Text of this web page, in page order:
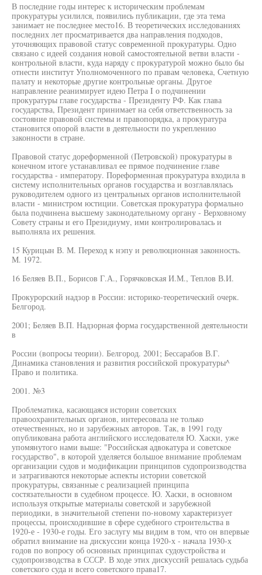
В последние годы интерес к историческим проблемам
прокуратуры усилился, появились публикации, где эта тема
занимает не последнее место16. В теоретических исследованиях
последних лет просматривается два направления подходов,
уточняющих правовой статус современной прокуратуры. Одно
связано с идеей создания новой самостоятельной ветви власти -
контрольной власти, куда наряду с прокуратурой можно было бы
отнести институт Уполномоченного по правам человека, Счетную
палату и некоторые другие контрольные органы. Другое
направление реанимирует идею Петра I о подчинении
прокуратуры главе государства - Президенту РФ. Как глава
государства, Президент принимает на себя ответственность за
состояние правовой системы и правопорядка, а прокуратура
становится опорой власти в деятельности по укреплению
законности в стране.
Правовой статус дореформенной (Петровской) прокуратуры в
конечном итоге устанавливал ее прямое подчинение главе
государства - императору. Пореформенная прокуратура входила в
систему исполнительных органов государства и возглавлялась
руководителем одного из центральных органов исполнительной
власти - министром юстиции. Советская прокуратура формально
была подчинена высшему законодательному органу - Верховному
Совету страны и его Президиуму, ими контролировалась и
выполняла их решения.
15 Курицын В. М. Переход к нэпу и революционная законность.
М. 1972.
16 Беляев В.П., Борисов Г.А., Горячковская И.М., Теплов В.И.
Прокурорский надзор в России: историко-теоретический очерк.
Белгород.
2001; Беляев В.П. Надзорная форма государственной деятельности
в
России (вопросы теории). Белгород. 2001; Бессарабов В.Г.
Динамика становления и развития российской прокуратуры^
Право и политика.
2001. №3
Проблематика, касающаяся истории советских
правоохранительных органов, интересовала не только
отечественных, но и зарубежных авторов. Так, в 1991 году
опубликована работа английского исследователя Ю. Хаски, уже
упомянутого нами выше: "Российская адвокатура и советское
государство", в которой уделяется большое внимание проблемам
организации судов и модификации принципов судопроизводства
и затрагиваются некоторые аспекты истории советской
прокуратуры, связанные с реализацией принципа
состязательности в судебном процессе. Ю. Хаски, в основном
используя открытые материалы советской и зарубежной
периодики, в значительной степени по-новому характеризует
процессы, происходившие в сфере судебного строительства в
1920-е - 1930-е годы. Его заслугу мы видим в том, что он впервые
обратил внимание на дискуссии конца 1920-х - начала 1930-х
годов по вопросу об основных принципах судоустройства и
судопроизводства в СССР. В ходе этих дискуссий решалась судьба
советского суда и всего советского права17.